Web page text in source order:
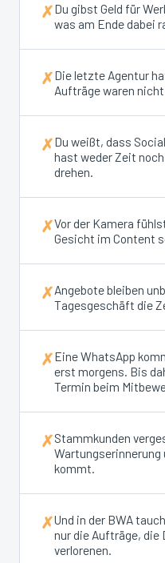
✗Du gibst Geld für
was am Ende dabei
✗Die letzte Agentur
Aufträge waren
✗Du weißt, dass
hast weder Zeit
drehen.
✗Vor der Kamera
Gesicht im Content
✗Angebote bleiben
Tagesgeschäft die
✗Eine WhatsApp
erst morgens. Bis
Termin beim
✗Stammkunden
Wartungserinnerung
kommt.
✗Und in der BWA
nur die Aufträge, die
verlorenen.